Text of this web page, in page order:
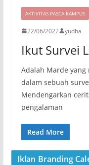
AKTIVITAS PASCA KAMPUS
22/06/2022 yudha
Ikut Survei
Adalah Marde
dalam sebuah
Mendengarkan
pengalaman
Read More
Iklan Branding